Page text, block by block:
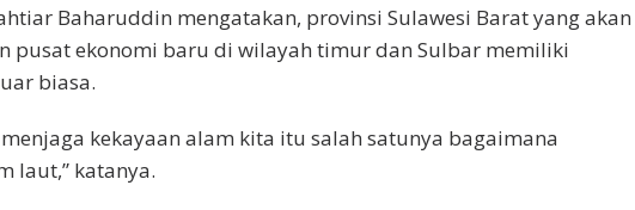
Baharuddin mengatakan, provinsi Sulawesi Barat yang akan
pusat ekonomi baru di wilayah timur dan Sulbar memiliki
biasa.
kekayaan alam kita itu salah satunya bagaimana
laut,” katanya.